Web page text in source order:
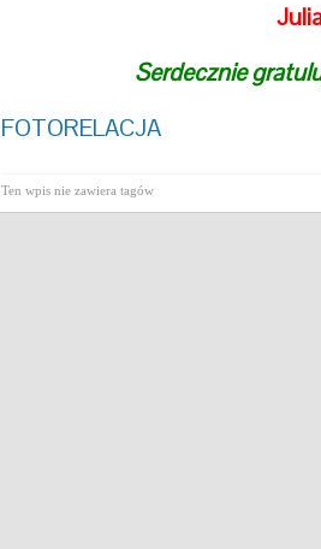
Serdecznie
FOTORELACJA
Ten wpis nie zawiera tagów